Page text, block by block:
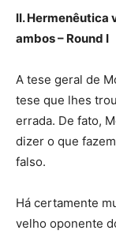
II. Hermenêutica
ambos – Round I
A tese geral de
tese que lhes
errada. De fato,
dizer o que
falso.
Há certamente
velho oponente